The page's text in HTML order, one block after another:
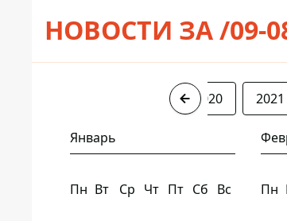
НОВОСТИ ЗА /09-
2020 2021
Январь
Пн Вт Ср Чт Пт Сб Вс Пн